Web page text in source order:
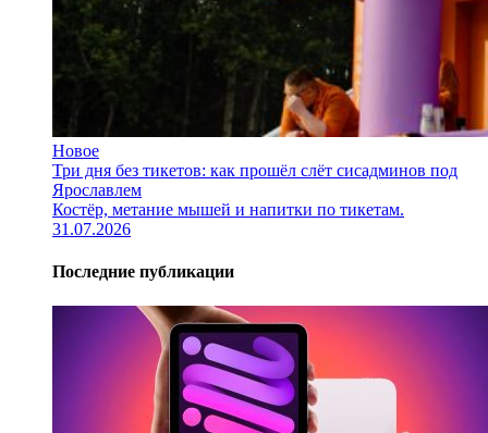
Новое
Три дня без тикетов: как прошёл слёт сисадминов под
Ярославлем
Костёр, метание мышей и напитки по тикетам.
31.07.2026
Последние публикации